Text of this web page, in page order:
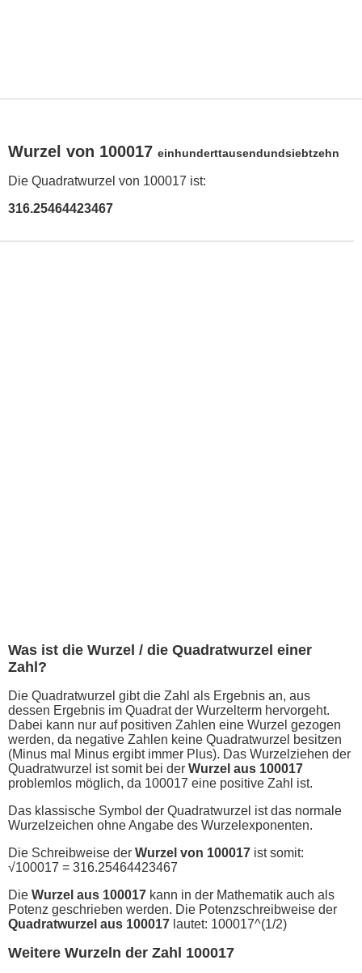
Wurzel von 100017 einhunderttausendundsiebtzehn
Die Quadratwurzel von 100017 ist:
316.25464423467
Was ist die Wurzel / die Quadratwurzel einer
Zahl?
Die Quadratwurzel gibt die Zahl als Ergebnis an, aus
dessen Ergebnis im Quadrat der Wurzelterm hervorgeht.
Dabei kann nur auf positiven Zahlen eine Wurzel gezogen
werden, da negative Zahlen keine Quadratwurzel besitzen
(Minus mal Minus ergibt immer Plus). Das Wurzelziehen der
Quadratwurzel ist somit bei der Wurzel aus 100017
problemlos möglich, da 100017 eine positive Zahl ist.
Das klassische Symbol der Quadratwurzel ist das normale
Wurzelzeichen ohne Angabe des Wurzelexponenten.
Die Schreibweise der Wurzel von 100017 ist somit:
√100017 = 316.25464423467
Die Wurzel aus 100017 kann in der Mathematik auch als
Potenz geschrieben werden. Die Potenzschreibweise der
Quadratwurzel aus 100017 lautet: 100017^(1/2)
Weitere Wurzeln der Zahl 100017